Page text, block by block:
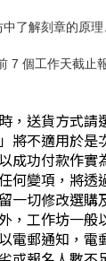
了解刻章的原
7 個工作天截止
，送貨方式請
將不適用於是
成功付款作實
何變項，將透
一切修改選購
，工作坊一般
電郵通知，電